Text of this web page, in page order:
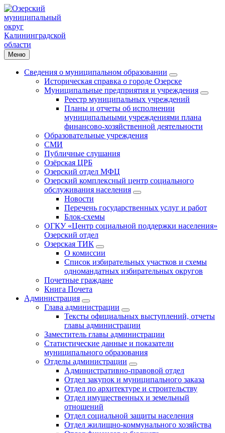
Меню
Сведения о муниципальном образовании
Историческая справка о городе Озерске
Муниципальные предприятия и учреждения
Реестр муниципальных учреждений
Планы и отчеты об исполнении
муниципальными учреждениями плана
финансово-хозяйственной деятельности
Образовательные учреждения
СМИ
Публичные слушания
Озёрская ЦРБ
Озерский отдел МФЦ
Озерский комплексный центр социального
обслуживания населения
Новости
Перечень государственных услуг и работ
Блок-схемы
ОГКУ «Центр социальной поддержки населения»
Озерский отдел
Озерская ТИК
О комиссии
Список избирательных участков и схемы
одномандатных избирательных округов
Почетные граждане
Книга Почета
Администрация
Глава администрации
Тексты официальных выступлений, отчеты
главы администрации
Заместитель главы администрации
Статистические данные и показатели
муниципального образования
Отделы администрации
Административно-правовой отдел
Отдел закупок и муниципального заказа
Отдел по архитектуре и строительству
Отдел имущественных и земельный
отношений
Отдел социальной защиты населения
Отдел жилищно-коммунального хозяйства